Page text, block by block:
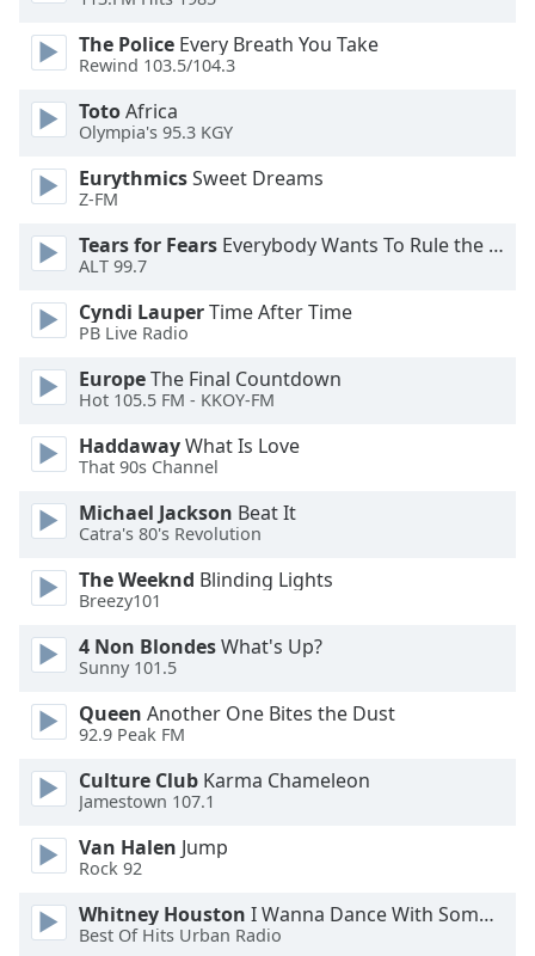
dialog
window.
cancel
and
close
window.
Text
Color
Opacity
Text
Color
Opacity
Caption
Background
Color
Opacity
Font
Size
The Police Every Breath You Take
Rewind 103.5/104.3
TotoAfrica
Olympia's 95.3 KGY
EurythmicsSweet Dreams
Z-FM
Tears for Fears Everybody Wants To Rule the World
ALT 99.7
Cyndi LauperTime After Time
PB Live Radio
EuropeThe Final Countdown
Hot 105.5 FM - KKOY-FM
HaddawayWhat Is Love
That 90s Channel
Michael Jackson Beat It
Catra's 80's Revolution
The Weeknd Blinding Lights
Breezy101
4 Non BlondesWhat's Up?
Sunny 101.5
Queen Another One Bites the Dust
92.9 Peak FM
Culture Club Karma Chameleon
Jamestown 107.1
Van Halen Jump
Rock 92
Whitney Houston I Wanna Dance With Somebody
Best Of Hits Urban Radio